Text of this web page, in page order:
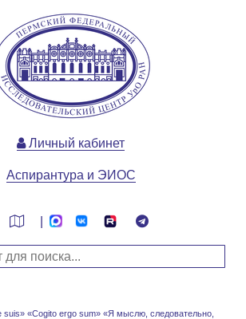
suis» «Cogito ergo sum» «Я мыслю, следовательно,
Личный кабинет
Аспирантура и ЭИОС